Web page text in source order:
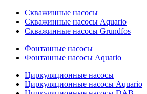
Скважинные насосы
Скважинные насосы Aquario
Скважинные насосы Grundfos
Фонтанные насосы
Фонтанные насосы Aquario
Циркуляционные насосы
Циркуляционные насосы Aquario